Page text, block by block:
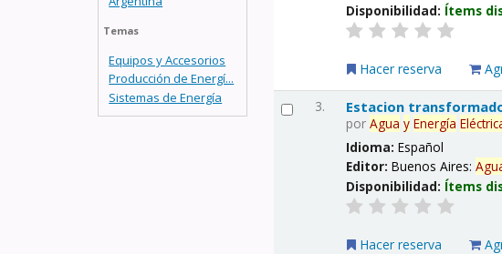
Temas
Equipos y Accesorios
Producción de Energí...
Sistemas de Energía
Disponibilidad: Ítems
Hacer reserva
3. Estacion
porAgua y Energía
Idioma:Español
Editor:Buenos Aires:
Disponibilidad: Ítems
Hacer reserva